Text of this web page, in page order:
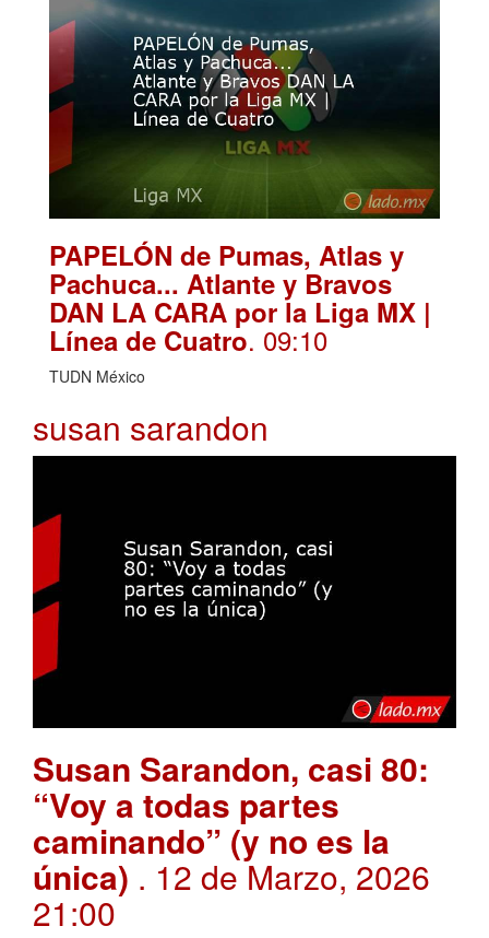
PAPELÓN de Pumas, Atlas y
Pachuca... Atlante y Bravos
DAN LA CARA por la Liga MX |
Línea de Cuatro. 09:10
TUDN México
susan sarandon
Susan Sarandon, casi 80:
“Voy a todas partes
caminando” (y no es la
única) . 12 de Marzo, 2026
21:00